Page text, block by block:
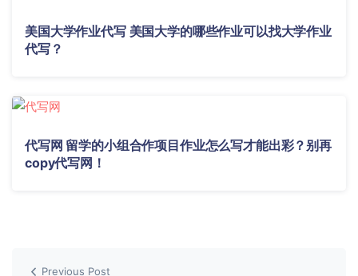
美国大学作业代写 美国大学的哪些作业可以找大学作业
代写？
代写网 留学的小组合作项目作业怎么写才能出彩？别再
copy代写网！
Previous Post